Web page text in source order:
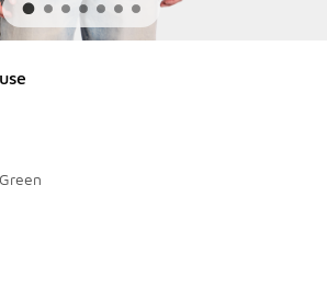
1 à 1 des 1 couleurs.
un style